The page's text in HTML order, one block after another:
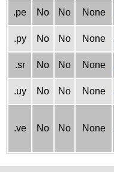
.pe No No None
.py No No None
.sr No No None
.uy No No None
.ve No No None